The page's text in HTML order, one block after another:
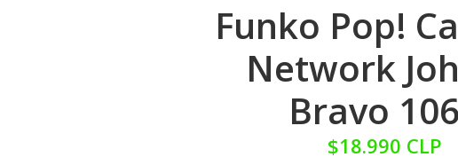
Funko Pop!
Network
Bravo
$18.990 CLP